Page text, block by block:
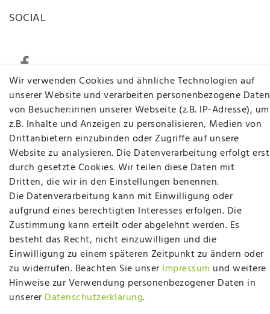
SOCIAL
Betten Seifert – Ihr Fachgeschäft für Betten,
Matratzen, Bettwaren & mehr in Ibbenbüren. Sie
möchten richtig gut schlafen, legen Wert auf
qualitativ hochwertige Produkte und eine solide
Fachberatung für Matratzen und andere
Bettwaren? Dann sind Sie bei uns genau richtig.
Ob online oder vor Ort im Fachgeschäft in
Ibbenbüren - wir beraten Sie gerne!
Mehr erfahren
Wir verwenden Cookies und ähnliche Technologien auf
unserer Website und verarbeiten personenbezogene Daten
von Besucher:innen unserer Webseite (z.B. IP-Adresse), um
z.B. Inhalte und Anzeigen zu personalisieren, Medien von
Drittanbietern einzubinden oder Zugriffe auf unsere
Website zu analysieren. Die Datenverarbeitung erfolgt erst
durch gesetzte Cookies. Wir teilen diese Daten mit
Dritten, die wir in den Einstellungen benennen.
Die Datenverarbeitung kann mit Einwilligung oder
aufgrund eines berechtigten Interesses erfolgen. Die
Zustimmung kann erteilt oder abgelehnt werden. Es
besteht das Recht, nicht einzuwilligen und die
Einwilligung zu einem späteren Zeitpunkt zu ändern oder
zu widerrufen. Beachten Sie unser Impressum und weitere
Hinweise zur Verwendung personenbezogener Daten in
unserer Daten­schutz­erklärung.